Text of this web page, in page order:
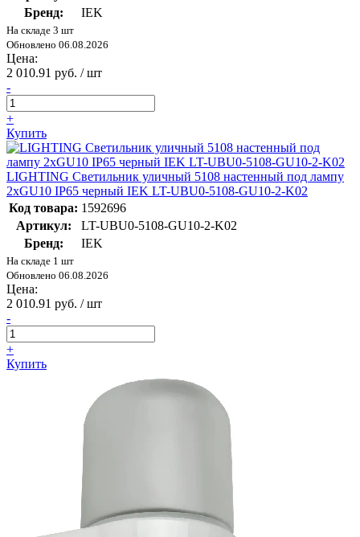
Бренд:
IEK
На складе 3 шт
Обновлено 06.08.2026
Цена:
2 010.91 руб. / шт
-
+
Купить
LIGHTING Светильник уличный 5108 настенный под лампу
2хGU10 IP65 черный IEK LT-UBU0-5108-GU10-2-K02
Код товара: 1592696
Артикул:
LT-UBU0-5108-GU10-2-K02
Бренд:
IEK
На складе 1 шт
Обновлено 06.08.2026
Цена:
2 010.91 руб. / шт
-
+
Купить